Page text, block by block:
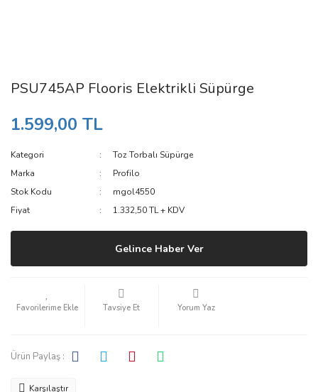
PSU745AP Flooris Elektrikli Süpürge
1.599,00 TL
Kategori
Toz Torbalı Süpürge
Marka
Profilo
Stok Kodu
mgol4550
Fiyat
1.332,50 TL + KDV
Gelince Haber Ver
Tavsiye Et Yorum Yaz
Ürün Paylaş :
Karşılaştır